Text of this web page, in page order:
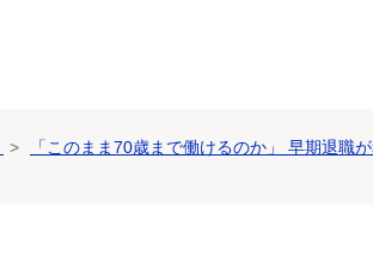
「このまま70歳まで働けるのか」 早期退職